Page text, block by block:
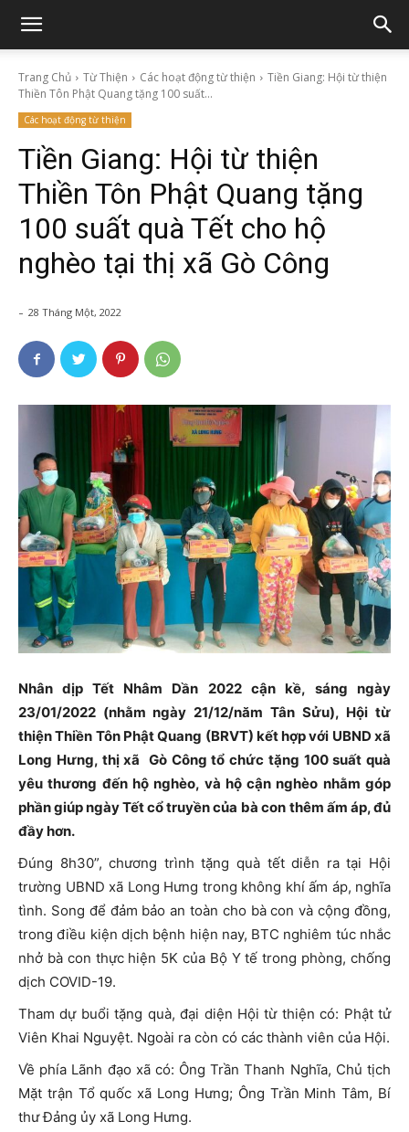
Trang Chủ Từ Thiện Các hoạt động từ thiện
Tiền Giang: Hội từ thiện
Thiền Tôn Phật Quang tặng 100 suất...
Các hoạt động từ thiện
Tiền Giang: Hội từ thiện
Thiền Tôn Phật Quang tặng
100 suất quà Tết cho hộ
nghèo tại thị xã Gò Công
- 28 Tháng Một, 2022
Nhân dịp Tết Nhâm Dần 2022 cận kề, sáng ngày
23/01/2022 (nhằm ngày 21/12/năm Tân Sửu), Hội từ
thiện Thiền Tôn Phật Quang (BRVT) kết hợp với UBND xã
Long Hưng, thị xã Gò Công tổ chức tặng 100 suất quà
yêu thương đến hộ nghèo, và hộ cận nghèo nhằm góp
phần giúp ngày Tết cổ truyền của bà con thêm ấm áp, đủ
đầy hơn.
Đúng 8h30”, chương trình tặng quà tết diễn ra tại Hội
trường UBND xã Long Hưng trong không khí ấm áp, nghĩa
tình. Song để đảm bảo an toàn cho bà con và cộng đồng,
trong điều kiện dịch bệnh hiện nay, BTC nghiêm túc nhắc
nhở bà con thực hiện 5K của Bộ Y tế trong phòng, chống
dịch COVID-19.
Tham dự buổi tặng quà, đại diện Hội từ thiện có: Phật tử
Viên Khai Nguyệt. Ngoài ra còn có các thành viên của Hội.
Về phía Lãnh đạo xã có: Ông Trần Thanh Nghĩa, Chủ tịch
Mặt trận Tổ quốc xã Long Hưng; Ông Trần Minh Tâm, Bí
thư Đảng ủy xã Long Hưng.